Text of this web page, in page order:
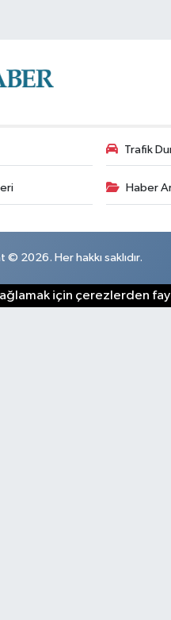
Trafik
Haber
© 2026. Her hakkı saklıdır.
için çerezlerden